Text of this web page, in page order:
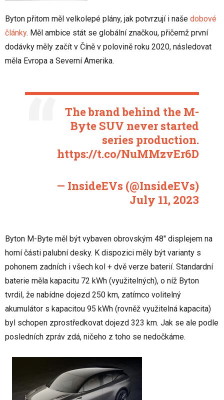
Byton přitom měl velkolepé plány, jak potvrzují i naše dobové
články. Měl ambice stát se globální značkou, přičemž první
dodávky měly začít v Číně v polovině roku 2020, následovat
měla Evropa a Severní Amerika.
The brand behind the M-
Byte SUV never started
series production.
https://t.co/NuMMzvEr6D
— InsideEVs (@InsideEVs)
July 11, 2023
Byton M-Byte měl být vybaven obrovským 48" displejem na
horní části palubní desky. K dispozici měly být varianty s
pohonem zadních i všech kol + dvě verze baterií. Standardní
baterie měla kapacitu 72 kWh (využitelných), o níž Byton
tvrdil, že nabídne dojezd 250 km, zatímco volitelný
akumulátor s kapacitou 95 kWh (rovněž využitelná kapacita)
byl schopen zprostředkovat dojezd 323 km. Jak se ale podle
posledních zpráv zdá, ničeho z toho se nedočkáme.